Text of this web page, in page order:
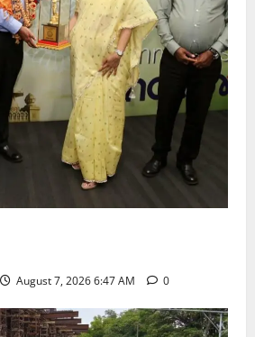
August 7, 2026 6:47 AM 0